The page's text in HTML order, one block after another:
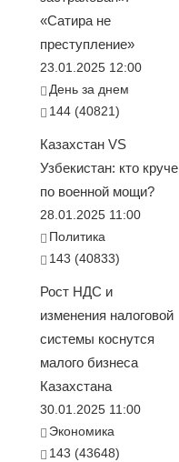
«Сатира не
преступление»
23.01.2025 12:00
День за днем
144 (40821)
Казахстан VS
Узбекистан: кто круче
по военной мощи?
28.01.2025 11:00
Политика
143 (40833)
Рост НДС и
изменения налоговой
системы коснутся
малого бизнеса
Казахстана
30.01.2025 11:00
Экономика
143 (43648)